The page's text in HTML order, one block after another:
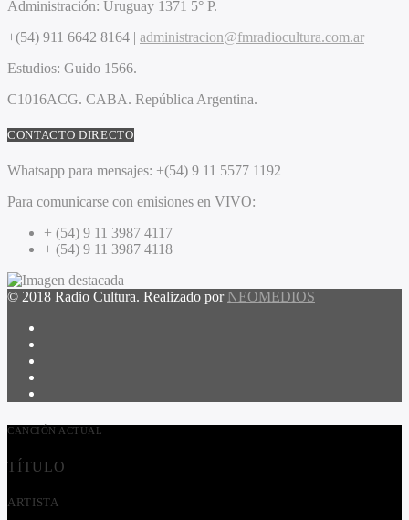
Administración: Uruguay 1371 5° P.
+(54) 911 6642 8164 | administracion@fmradiocultura.com.ar
Estudios: Guido 1566.
C1016ACG. CABA. República Argentina.
CONTACTO DIRECTO
Whatsapp para mensajes: +(54) 9 11 5577 1192
Para comunicarse con emisiones en VIVO:
+ (54) 9 11 3987 4117
+ (54) 9 11 3987 4118
© 2018 Radio Cultura. Realizado por NEOMEDIOS
CANCIÓN ACTUAL
TÍTULO
ARTISTA